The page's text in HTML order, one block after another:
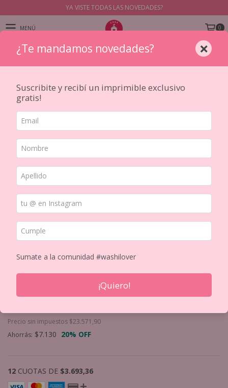
YA VISTE TODAS LAS NOVEDADES?
MENÚ 0
PRODUCTOS
Troqueladoras / Perforadora artistica 50mm 2" Corazon
20%
Precio sin impuestos $23.571,90
Ahorrás: $7.130 20% OFF
12 CUOTAS DE $3.693,36
¿Te mandamos novedades? ×
Suscribite y recibí un imprimible exclusivo
gratis!
Sumate a la comunidad #washilover
¡Quiero!